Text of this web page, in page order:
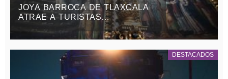
JOYA BARROCA DE TLAXCALA
ATRAE A TURISTAS
NACIONALES Y EXTRANJEROS
DESTACADOS